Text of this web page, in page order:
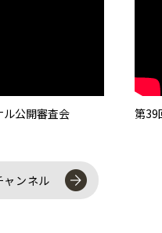
公開審査会 第39
ンネル